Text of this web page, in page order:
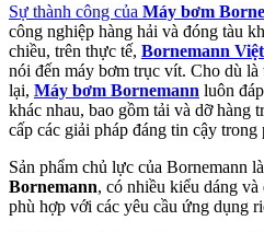
Sự thành công của Máy bơm
công nghiệp hàng hải và đóng tàu
chiều, trên thực tế, Bornemann
nói đến máy bơm trục vít. Cho dù
lại, Máy bơm Bornemann luôn
khác nhau, bao gồm tải và dỡ hàng
cấp các giải pháp đáng tin cậy trong
Sản phẩm chủ lực của Bornemann là
Bornemann, có nhiều kiểu dáng
phù hợp với các yêu cầu ứng dụng